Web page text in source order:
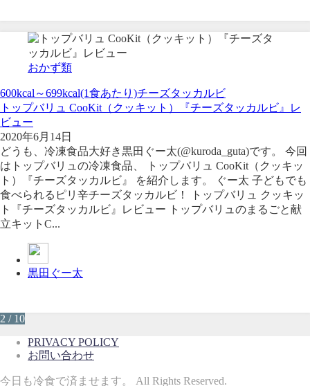
おかず類
600kcal～699kcal(1食あたり)チーズタッカルビ
トップバリュ CooKit（クッキット）『チーズタッカルビ』レ
ビュー
2020年6月14日
どうも、冷凍食品大好き黒田ぐー太(@kuroda_guta)です。 今回
はトップバリュの冷凍食品、 トップバリュ CooKit（クッキッ
ト）『チーズタッカルビ』 を紹介します。 ぐー太 子どもでも
食べられるピリ辛チーズタッカルビ！ トップバリュ クッキッ
ト『チーズタッカルビ』レビュー トップバリュのまるごと献
立キットC...
黒田ぐー太
2 / 10
PRIVACY POLICY
お問い合わせ
今日も冷食で済ませます。 All Rights Reserved.